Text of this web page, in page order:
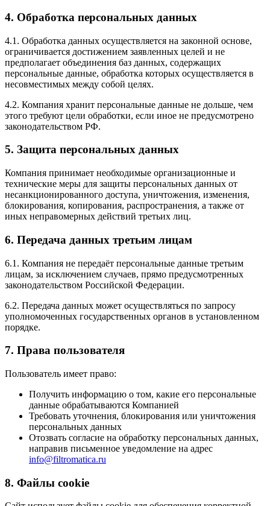
4. Обработка персональных данных
4.1. Обработка данных осуществляется на законной основе,
ограничивается достижением заявленных целей и не
предполагает объединения баз данных, содержащих
персональные данные, обработка которых осуществляется в
несовместимых между собой целях.
4.2. Компания хранит персональные данные не дольше, чем
этого требуют цели обработки, если иное не предусмотрено
законодательством РФ.
5. Защита персональных данных
Компания принимает необходимые организационные и
технические меры для защиты персональных данных от
несанкционированного доступа, уничтожения, изменения,
блокирования, копирования, распространения, а также от
иных неправомерных действий третьих лиц.
6. Передача данных третьим лицам
6.1. Компания не передаёт персональные данные третьим
лицам, за исключением случаев, прямо предусмотренных
законодательством Российской Федерации.
6.2. Передача данных может осуществляться по запросу
уполномоченных государственных органов в установленном
порядке.
7. Права пользователя
Пользователь имеет право:
Получить информацию о том, какие его персональные
данные обрабатываются Компанией
Требовать уточнения, блокирования или уничтожения
персональных данных
Отозвать согласие на обработку персональных данных,
направив письменное уведомление на адрес
info@filtromatica.ru
8. Файлы cookie